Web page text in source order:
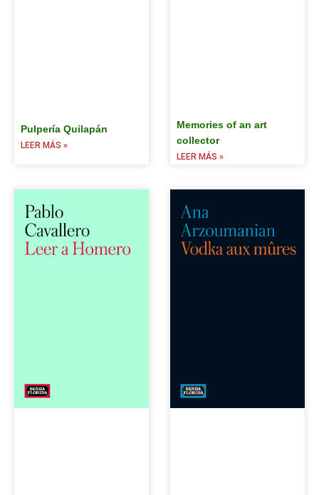
Pulpería Quilapán
LEER MÁS »
Memories of an art
collector
LEER MÁS »